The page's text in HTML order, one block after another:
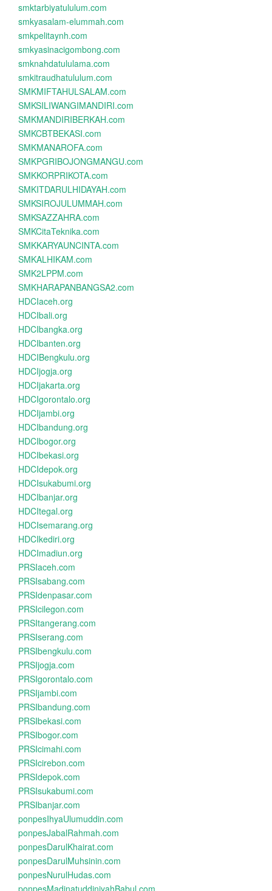
smktarbiyatululum.com
smkyasalam-elummah.com
smkpelitaynh.com
smkyasinacigombong.com
smknahdatululama.com
smkitraudhatululum.com
SMKMIFTAHULSALAM.com
SMKSILIWANGIMANDIRI.com
SMKMANDIRIBERKAH.com
SMKCBTBEKASI.com
SMKMANAROFA.com
SMKPGRIBOJONGMANGU.com
SMKKORPRIKOTA.com
SMKITDARULHIDAYAH.com
SMKSIROJULUMMAH.com
SMKSAZZAHRA.com
SMKCitaTeknika.com
SMKKARYAUNCINTA.com
SMKALHIKAM.com
SMK2LPPM.com
SMKHARAPANBANGSA2.com
HDCIaceh.org
HDCIbali.org
HDCIbangka.org
HDCIbanten.org
HDCIBengkulu.org
HDCIjogja.org
HDCIjakarta.org
HDCIgorontalo.org
HDCIjambi.org
HDCIbandung.org
HDCIbogor.org
HDCIbekasi.org
HDCIdepok.org
HDCIsukabumi.org
HDCIbanjar.org
HDCItegal.org
HDCIsemarang.org
HDCIkediri.org
HDCImadiun.org
PRSIaceh.com
PRSIsabang.com
PRSIdenpasar.com
PRSIcilegon.com
PRSItangerang.com
PRSIserang.com
PRSIbengkulu.com
PRSIjogja.com
PRSIgorontalo.com
PRSIjambi.com
PRSIbandung.com
PRSIbekasi.com
PRSIbogor.com
PRSIcimahi.com
PRSIcirebon.com
PRSIdepok.com
PRSIsukabumi.com
PRSIbanjar.com
ponpesIhyaUlumuddin.com
ponpesJabalRahmah.com
ponpesDarulKhairat.com
ponpesDarulMuhsinin.com
ponpesNurulHudas.com
ponpesMadinatuddiniyahBabul.com